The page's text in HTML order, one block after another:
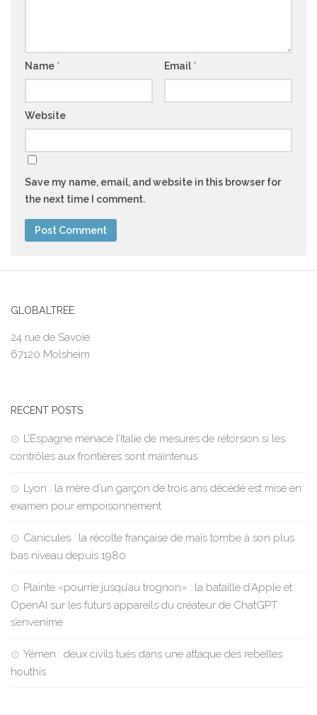
Name * Email *
Website
Save my name, email, and website in this browser for
the next time I comment.
GLOBALTREE
24 rue de Savoie
67120 Molsheim
RECENT POSTS
L’Espagne menace l’Italie de mesures de rétorsion si les
contrôles aux frontières sont maintenus
Lyon : la mère d’un garçon de trois ans décédé est mise en
examen pour empoisonnement
Canicules : la récolte française de maïs tombe à son plus
bas niveau depuis 1980
Plainte «pourrie jusqu’au trognon» : la bataille d’Apple et
OpenAI sur les futurs appareils du créateur de ChatGPT
s’envenime
Yémen : deux civils tués dans une attaque des rebelles
houthis